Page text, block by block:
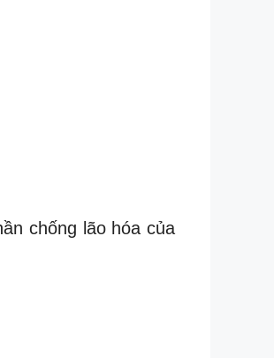
chống lão hóa của